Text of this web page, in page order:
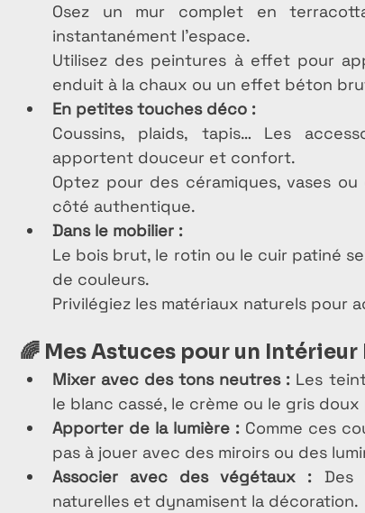
Osez un mur complet en
instantanément l’espace.
Utilisez des peintures à effet pour
enduit à la chaux ou un effet béton
En petites touches déco :
Coussins, plaids, tapis… Les
apportent douceur et confort.
Optez pour des céramiques, vases
côté authentique.
Dans le mobilier :
Le bois brut, le rotin ou le cuir patiné
de couleurs.
Privilégiez les matériaux naturels pour
🌈 Mes Astuces pour un
Mixer avec des tons neutres : Les
le blanc cassé, le crème ou le gris
Apporter de la lumière : Comme ces
pas à jouer avec des miroirs ou des
Associer avec des végétaux : Des
naturelles et dynamisent la décoration.